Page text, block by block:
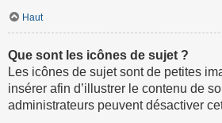
Haut
Que sont les icônes de sujet ?
Les icônes de sujet sont de petites
insérer afin d’illustrer le contenu de
administrateurs peuvent désactiver